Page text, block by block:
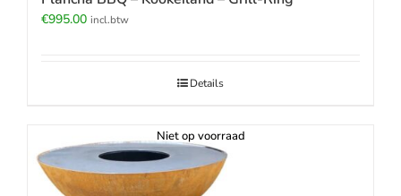
€995.00 incl.btw
Details
Niet op voorraad